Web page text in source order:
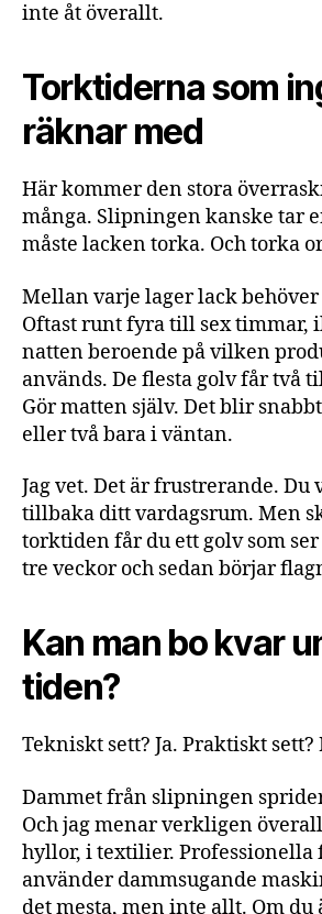
inte åt överallt.
Torktiderna som
räknar med
Här kommer den stora
många. Slipningen kanske tar
måste lacken torka. Och torka
Mellan varje lager lack
Oftast runt fyra till sex timmar,
natten beroende på vilken
används. De flesta golv får två
Gör matten själv. Det blir
eller två bara i väntan.
Jag vet. Det är frustrerande. Du
tillbaka ditt vardagsrum. Men
torktiden får du ett golv som
tre veckor och sedan börjar
Kan man bo kvar
tiden?
Tekniskt sett? Ja. Praktiskt sett?
Dammet från slipningen
Och jag menar verkligen
hyllor, i textilier. Professionella
använder dammsugande
det mesta, men inte allt. Om